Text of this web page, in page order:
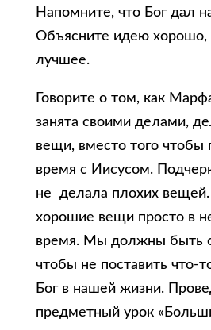
Напомните, что Бог дал
Объясните идею хорошо,
лучшее.
Говорите о том, как
занята своими делами,
вещи, вместо того чтобы
время с Иисусом.
не делала плохих
хорошие вещи просто в
время. Мы должны быть
чтобы не поставить что-
Бог в нашей жизни.
предметный урок